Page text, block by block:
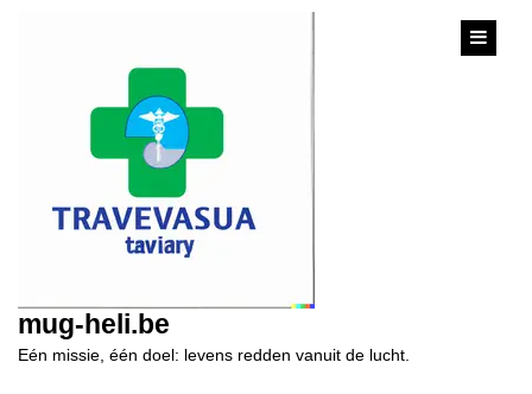
mug-heli.be
Eén missie, één doel: levens redden vanuit de lucht.